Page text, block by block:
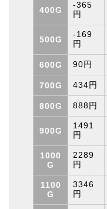
400G
-365
円
500G
-169
円
600G 90円
700G 434円
800G 888円
900G
1491
円
1000
G
2289
円
1100
G
3346
円